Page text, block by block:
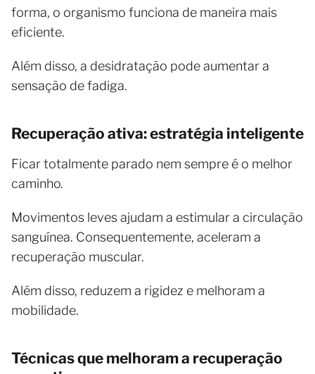
forma, o organismo funciona de maneira mais
eficiente.
Além disso, a desidratação pode aumentar a
sensação de fadiga.
Recuperação ativa: estratégia inteligente
Ficar totalmente parado nem sempre é o melhor
caminho.
Movimentos leves ajudam a estimular a circulação
sanguínea. Consequentemente, aceleram a
recuperação muscular.
Além disso, reduzem a rigidez e melhoram a
mobilidade.
Técnicas que melhoram a recuperação